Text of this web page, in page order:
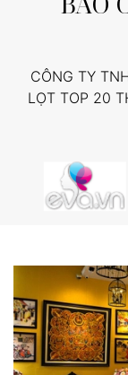
CÔNG TY
LỌT TOP 20